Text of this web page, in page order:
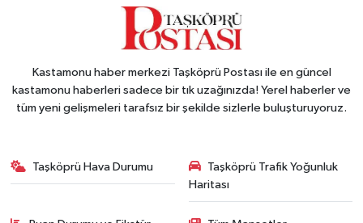
Kastamonu haber merkezi Taşköprü Postası ile en güncel
kastamonu haberleri sadece bir tık uzağınızda! Yerel haberler ve
tüm yeni gelişmeleri tarafsız bir şekilde sizlerle buluşturuyoruz.
Taşköprü Hava Durumu
Taşköprü Trafik Yoğunluk
Haritası